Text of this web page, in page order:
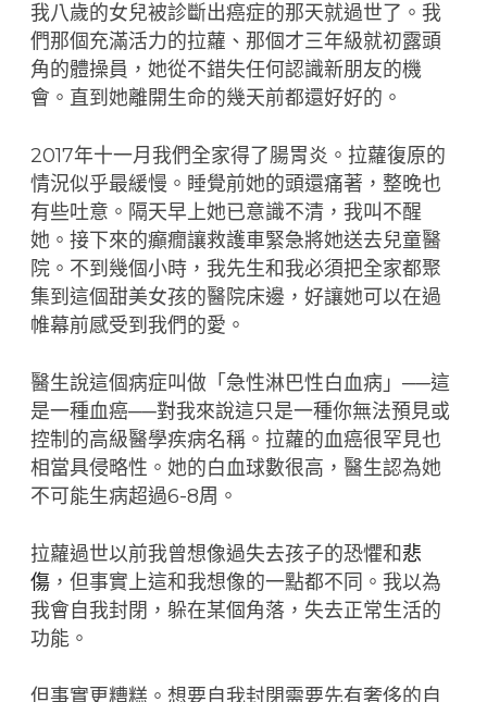
我八歲的女兒被診斷出癌症的那天就過世了。我
們那個充滿活力的拉蘿、那個才三年級就初露頭
角的體操員，她從不錯失任何認識新朋友的機
會。直到她離開生命的幾天前都還好好的。
2017年十一月我們全家得了腸胃炎。拉蘿復原的
情況似乎最緩慢。睡覺前她的頭還痛著，整晚也
有些吐意。隔天早上她已意識不清，我叫不醒
她。接下來的癲癇讓救護車緊急將她送去兒童醫
院。不到幾個小時，我先生和我必須把全家都聚
集到這個甜美女孩的醫院床邊，好讓她可以在過
帷幕前感受到我們的愛。
醫生說這個病症叫做「急性淋巴性白血病」──這
是一種血癌──對我來說這只是一種你無法預見或
控制的高級醫學疾病名稱。拉蘿的血癌很罕見也
相當具侵略性。她的白血球數很高，醫生認為她
不可能生病超過6-8周。
拉蘿過世以前我曾想像過失去孩子的恐懼和悲
傷 ，但事實上這和我想像的一點都不同。我以為
我會自我封閉，躲在某個角落，失去正常生活的
功能。
但事實更糟糕。想要自我封閉需要先有奢侈的自